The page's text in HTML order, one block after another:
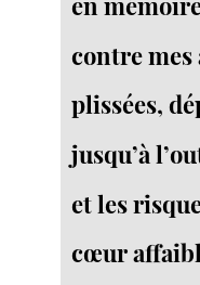
contre mes
plissées,
jusqu’à
et les
cœur